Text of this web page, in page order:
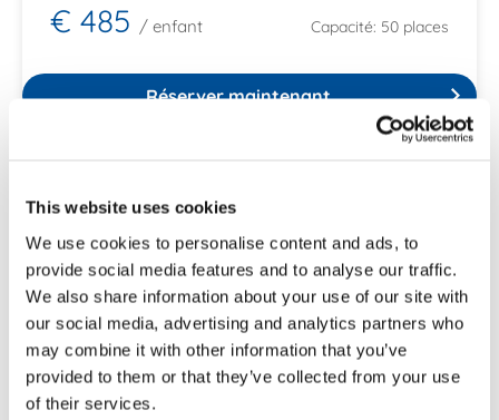
This website uses cookies
We use cookies to personalise content and ads, to
provide social media features and to analyse our traffic.
We also share information about your use of our site with
our social media, advertising and analytics partners who
may combine it with other information that you’ve
provided to them or that they’ve collected from your use
of their services.
€ 485 / enfant Capacité: 50 places
Réserver maintenant
Personne de contact
Catherine Baudoux
catherine.baudoux@eurospacecenter.be
061650133